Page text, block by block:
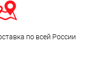
по всей России